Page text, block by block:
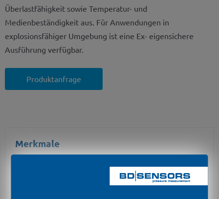
Überlastfähigkeit sowie Temperatur- und
Medienbeständigkeit aus. Für Anwendungen in
explosionsfähiger Umgebung ist eine Ex- eigensichere
Ausführung verfügbar.
Produktanfrage
Merkmale
Genauigkeit: 0,35 % (Opt. 0,25 %) FSO